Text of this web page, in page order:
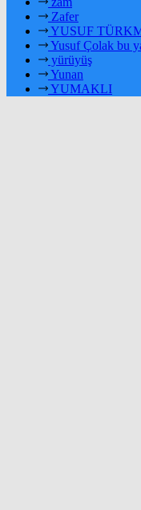
Zafer
YUSUF
Yusuf Çolak bu
yürüyüş
Yunan
YUMAKLI